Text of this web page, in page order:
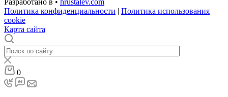
Разработано в • hrustalev.com
Политика конфиденциальности | Политика использования
cookie
Карта сайта
0